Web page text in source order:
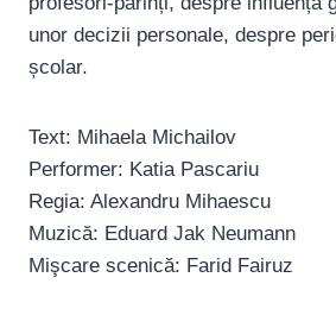
unor decizii personale, despre
școlar.
Text: Mihaela Michailov
Performer: Katia Pascariu
Regia: Alexandru Mihaescu
Muzică: Eduard Jak Neumann
Mişcare scenică: Farid Fairuz